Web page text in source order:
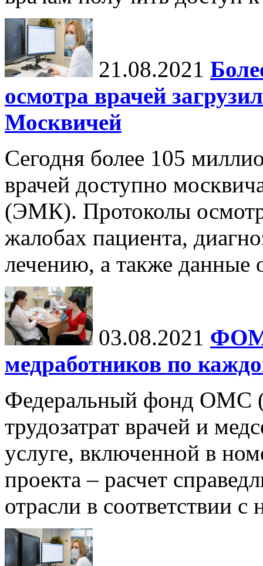
21.08.2021
осмотра врачей
Москвичей
Сегодня более 105
врачей доступно
(ЭМК). Протоколы
жалобах пациента,
лечению, а также данные
03.08.2021
медработников по
Федеральный фонд ОМС
трудозатрат врачей и
услуге, включенной в
проекта – расчет
отрасли в соответствии